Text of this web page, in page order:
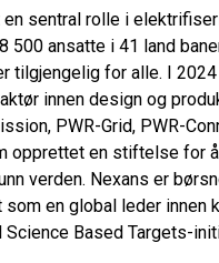
en sentral rolle i
ansatte i 41 land
for alle. I 2024
innen design og
PWR-Grid, PWR-
opprettet en stiftelse for
verden. Nexans er
som en global leder
Based Targets-